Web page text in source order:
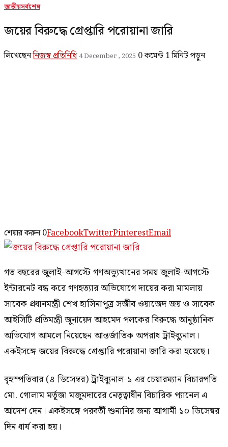
জাতীয়সর্বশেষ
জয়ের বিরুদ্ধে গ্রেপ্তারি পরোয়ানা জারি
লিখেছেননিজস্ব প্রতিনিধি 4 December , 2025 0 কমেন্ট 1 মিনিট পড়ুন
শেয়ার করুন 0FacebookTwitterPinterestEmail
গত বছরের জুলাই-আগস্টে গণঅভ্যুত্থানের সময় জুলাই-আগস্টে
ইন্টারনেট বন্ধ করে গণহত্যার অভিযোগে দায়ের করা মামলায়
সাবেক প্রধানমন্ত্রী শেখ হাসিনাপুত্র সজীব ওয়াজেদ জয় ও সাবেক
আইসিটি প্রতিমন্ত্রী জুনায়েদ আহমেদ পলকের বিরুদ্ধে আনুষ্ঠানিক
অভিযোগ আমলে নিয়েছেন আন্তর্জাতিক অপরাধ ট্রাইব্যুনাল।
একইসঙ্গে জয়ের বিরুদ্ধে গ্রেপ্তারি পরোয়ানা জারি করা হয়েছে।
বৃহস্পতিবার (৪ ডিসেম্বর) ট্রাইব্যুনাল-১ এর চেয়ারম্যান বিচারপতি
মো. গোলাম মর্তূজা মজুমদারের নেতৃত্বাধীন বিচারিক প্যানেল এ
আদেশ দেন। একইসঙ্গে পরবর্তী শুনানির জন্য আগামী ১০ ডিসেম্বর
দিন ধার্য করা হয়।